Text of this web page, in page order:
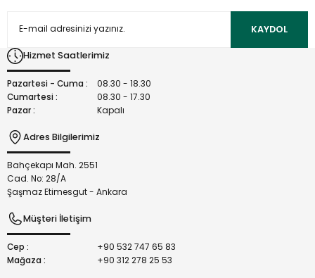
Ürün açıklamasında eksik bilgiler bulunuyor.
Bu ürüne benzer farklı alternatifler olmalı.
KAYDOL
Hizmet Saatlerimiz
Pazartesi - Cuma :
08.30 - 18.30
Cumartesi :
08.30 - 17.30
Pazar :
Kapalı
Adres Bilgilerimiz
Bahçekapı Mah. 2551
Cad. No: 28/A
Şaşmaz Etimesgut - Ankara
Müşteri İletişim
Cep :
+90 532 747 65 83
Mağaza :
+90 312 278 25 53